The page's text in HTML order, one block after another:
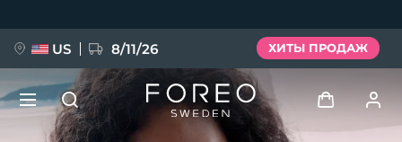
US 8/11/26 ХИТЫ ПРОДАЖ